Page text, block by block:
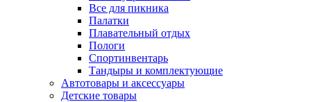
Все для пикника
Палатки
Плавательный отдых
Пологи
Спортинвентарь
Тандыры и комплектующие
Автотовары и аксессуары
Детские товары